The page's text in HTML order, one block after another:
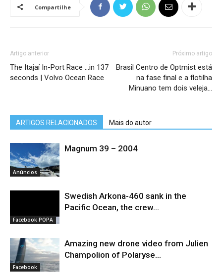
Compartilhe
Artigo anterior
The Itajaí In-Port Race …in 137
seconds | Volvo Ocean Race
Próximo artigo
Brasil Centro de Optmist está
na fase final e a flotilha
Minuano tem dois veleja…
ARTIGOS RELACIONADOS Mais do autor
Anúncios
Magnum 39 – 2004
Facebook POPA
Swedish Arkona-460 sank in the
Pacific Ocean, the crew...
Facebook
Amazing new drone video from Julien
Champolion of Polaryse...